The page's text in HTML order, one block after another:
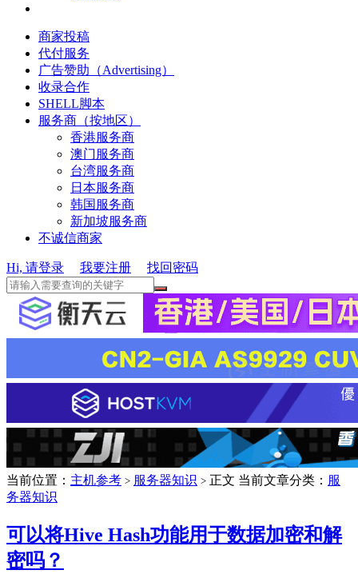
商家投稿
代付服务
广告赞助（Advertising）
收录合作
SHELL脚本
服务商（按地区）
香港服务商
澳门服务商
台湾服务商
日本服务商
韩国服务商
新加坡服务商
不诚信商家
Hi, 请登录 我要注册 找回密码
当前位置： 主机参考 > 服务器知识 > 正文 当前文章分类： 服
务器知识
可以将Hive Hash功能用于数据加密和解
密吗？